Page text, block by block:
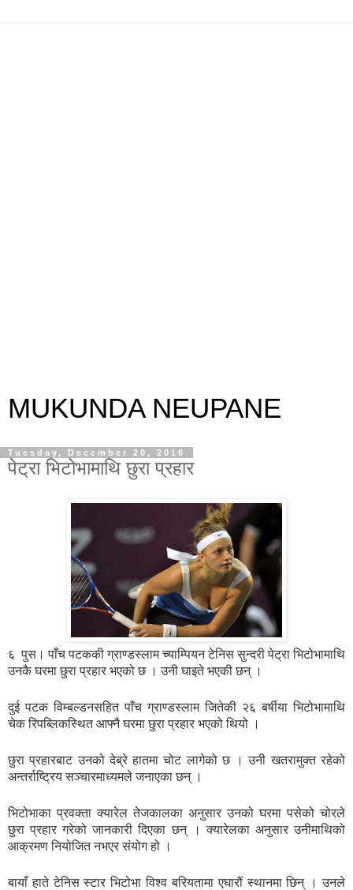
MUKUNDA NEUPANE
Tuesday, December 20, 2016
पेट्रा भिटोभामाथि छुरा प्रहार
६ पुस। पाँच पटककी ग्राण्डस्लाम च्याम्पियन टेनिस सुन्दरी पेट्रा भिटोभामाथि
उनकै घरमा छुरा प्रहार भएको छ । उनी घाइते भएकी छन् ।
दुई पटक विम्बल्डनसहित पाँच ग्राण्डस्लाम जितेकी २६ बर्षीया भिटोभामाथि
चेक रिपब्लिकस्थित आफ्नै घरमा छुरा प्रहार भएको थियो ।
छुरा प्रहारबाट उनको देब्रे हातमा चोट लागेको छ । उनी खतरामुक्त रहेको
अन्तर्राष्ट्रिय सञ्चारमाध्यमले जनाएका छन् ।
भिटोभाका प्रवक्ता क्यारेल तेजकालका अनुसार उनको घरमा पसेको चोरले
छुरा प्रहार गरेको जानकारी दिएका छन् । क्यारेलका अनुसार उनीमाथिको
आक्रमण नियोजित नभएर संयोग हो ।
बायाँ हाते टेनिस स्टार भिटोभा विश्व बरियतामा एघारौं स्थानमा छिन् । उनले